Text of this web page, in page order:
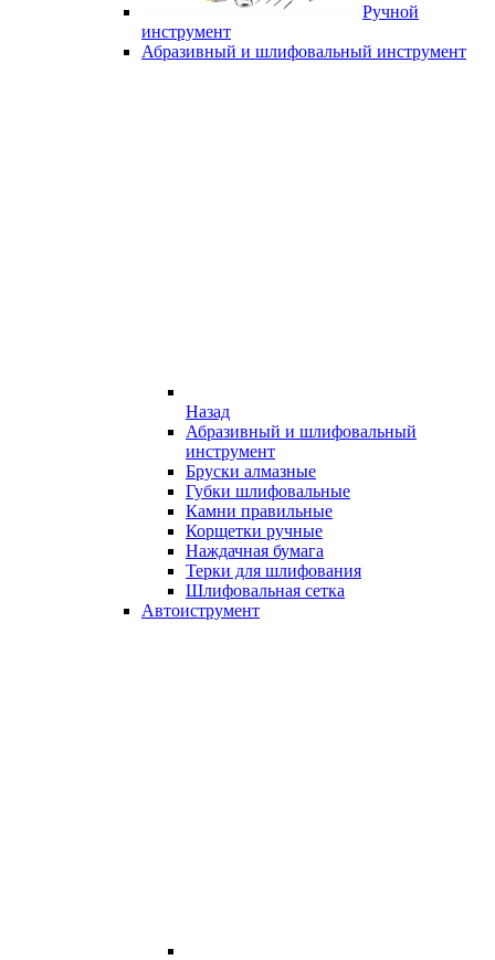
Ручной
инструмент
Абразивный и шлифовальный инструмент
Назад
Абразивный и шлифовальный
инструмент
Бруски алмазные
Губки шлифовальные
Камни правильные
Корщетки ручные
Наждачная бумага
Терки для шлифования
Шлифовальная сетка
Автоиструмент